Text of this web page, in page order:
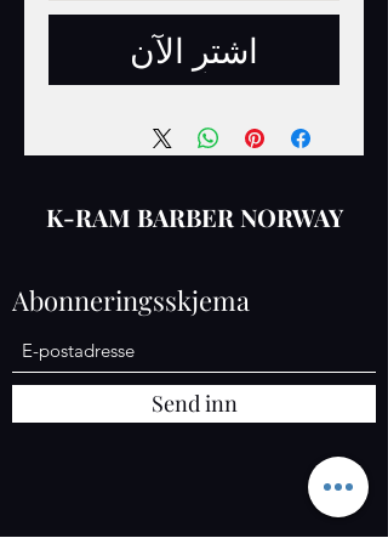
اشترِ الآن
K-RAM BARBER NORWAY
Abonneringsskjema
Send inn